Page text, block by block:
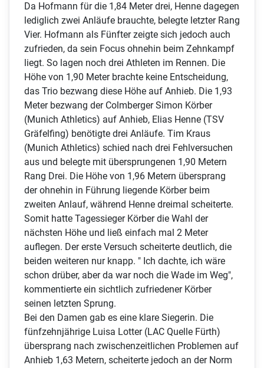
Da Hofmann für die 1,84 Meter drei, Henne dagegen
lediglich zwei Anläufe brauchte, belegte letzter Rang
Vier. Hofmann als Fünfter zeigte sich jedoch auch
zufrieden, da sein Focus ohnehin beim Zehnkampf
liegt. So lagen noch drei Athleten im Rennen. Die
Höhe von 1,90 Meter brachte keine Entscheidung,
das Trio bezwang diese Höhe auf Anhieb. Die 1,93
Meter bezwang der Colmberger Simon Körber
(Munich Athletics) auf Anhieb, Elias Henne (TSV
Gräfelfing) benötigte drei Anläufe. Tim Kraus
(Munich Athletics) schied nach drei Fehlversuchen
aus und belegte mit übersprungenen 1,90 Metern
Rang Drei. Die Höhe von 1,96 Metern übersprang
der ohnehin in Führung liegende Körber beim
zweiten Anlauf, während Henne dreimal scheiterte.
Somit hatte Tagessieger Körber die Wahl der
nächsten Höhe und ließ einfach mal 2 Meter
auflegen. Der erste Versuch scheiterte deutlich, die
beiden weiteren nur knapp. " Ich dachte, ich wäre
schon drüber, aber da war noch die Wade im Weg",
kommentierte ein sichtlich zufriedener Körber
seinen letzten Sprung.
Bei den Damen gab es eine klare Siegerin. Die
fünfzehnjährige Luisa Lotter (LAC Quelle Fürth)
übersprang nach zwischenzeitlichen Problemen auf
Anhieb 1,63 Metern, scheiterte jedoch an der Norm